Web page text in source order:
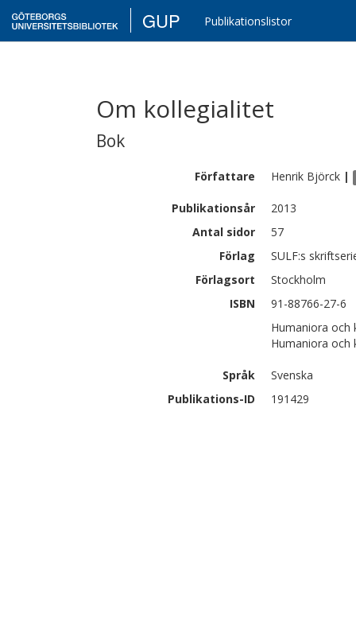
GUP Publikationslistor
Om kollegialitet
Bok
Författare Henrik Björck |
Publikationsår
2013
Antal sidor
57
Förlag
SULF:s
Förlagsort
Stockholm
ISBN
91-88766-27-6
Humaniora
Humaniora
Språk
Svenska
Publikations-ID
191429